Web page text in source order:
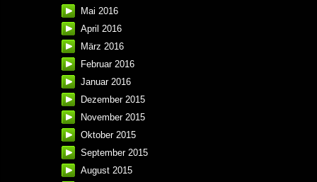
Mai 2016
April 2016
März 2016
Februar 2016
Januar 2016
Dezember 2015
November 2015
Oktober 2015
September 2015
August 2015